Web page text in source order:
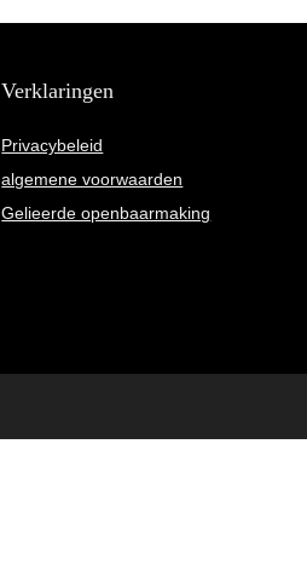
Verklaringen
Privacybeleid
algemene voorwaarden
Gelieerde openbaarmaking